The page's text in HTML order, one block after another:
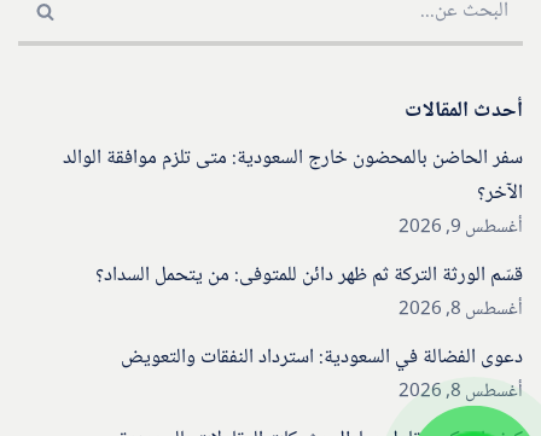
أحدث المقالات
سفر الحاضن بالمحضون خارج السعودية: متى تلزم موافقة الوالد
الآخر؟
أغسطس 9, 2026
قسّم الورثة التركة ثم ظهر دائن للمتوفى: من يتحمل السداد؟
أغسطس 8, 2026
دعوى الفضالة في السعودية: استرداد النفقات والتعويض
أغسطس 8, 2026